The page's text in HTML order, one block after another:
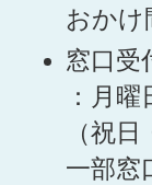
おかけ
窓口受
：月
（祝
一部窓